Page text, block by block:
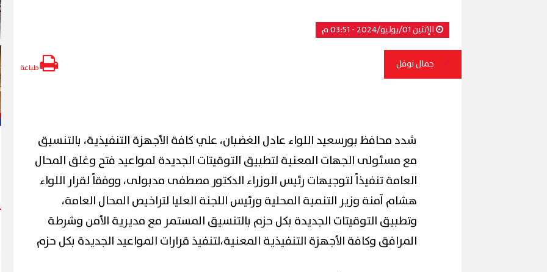
الإثنين 01/يوليو/2024 - 03:51 م
جمال نوفل طباعة
شدد محافظ بورسعيد اللواء عادل الغضبان، علي كافة الأجهزة التنفيذية، بالتنسيق
مع مسئولى الجهات المعنية لتطبيق التوقيتات الجديدة لمواعيد فتح وغلق المحال
العامة تنفيذاً لتوجيهات رئيس الوزراء الدكتور مصطفى مدبولى، ووفقاً لقرار اللواء
هشام آمنة وزير التنمية المحلية ورئيس اللجنة العليا لتراخيص المحال العامة،
وتطبيق التوقيتات الجديدة بكل حزم بالتنسيق المستمر مع مديرية الأمن وشرطة
المرافق وكافة الأجهزة التنفيذية المعنية،لتنفيذ قرارات المواعيد الجديدة بكل حزم